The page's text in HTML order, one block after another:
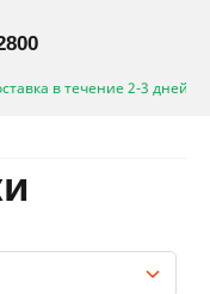
в течение 2-3 дней